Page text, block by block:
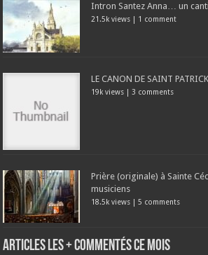
Intron Santez Anna… un
21.5k views | 1 comment
LE CANON DE SAINT PATRICK
19k views | 3 comments
Prière (originale) à Sainte
musiciens
18.5k views |5 comments
Articles les + commentés ce mois